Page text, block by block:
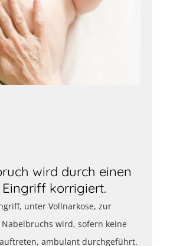
wird durch einen
korrigiert.
unter Vollnarkose, zur
wird, sofern keine
ambulant durchgeführt.